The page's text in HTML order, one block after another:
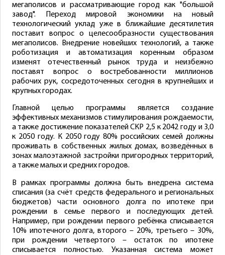
мегаполисов и рассматривающие город как "большой
завод". Переход мировой экономики на новый
технологический уклад уже в ближайшие десятилетия
поставит вопрос о целесообразности существования
мегаполисов. Внедрение новейших технологий, а также
роботизация и автоматизация коренным образом
изменят отечественный рынок труда и неизбежно
поставят вопрос о востребованности миллионов
рабочих рук, сосредоточенных сегодня в крупнейших и
крупных городах.
Главной целью программы является создание
эффективных механизмов стимулирования рождаемости,
а также достижение показателей СКР 2,5 к 2042 году и 3,0
к 2050 году. К 2050 году 80% российских семей должны
проживать в собственных жилых домах, возведённых в
зонах малоэтажной застройки пригородных территорий,
а также малых и средних городов.
В рамках программы должна быть внедрена система
списания (за счёт средств федерального и региональных
бюджетов) части основного долга по ипотеке при
рождении в семье первого и последующих детей.
Например, при рождении первого ребёнка списывается
10% ипотечного долга, второго – 20%, третьего – 30%,
при рождении четвертого – остаток по ипотеке
списывается полностью. Указанная система может